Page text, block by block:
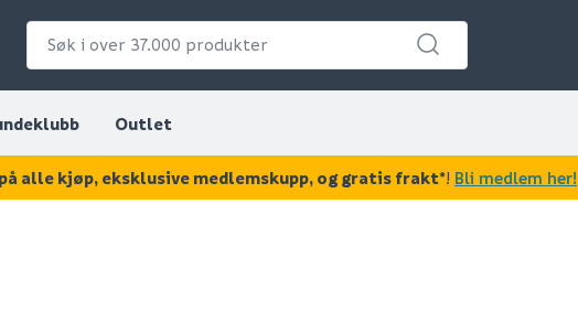
Outlet
alle kjøp, eksklusive medlemskupp, og gratis frakt*! Bli medlem her!